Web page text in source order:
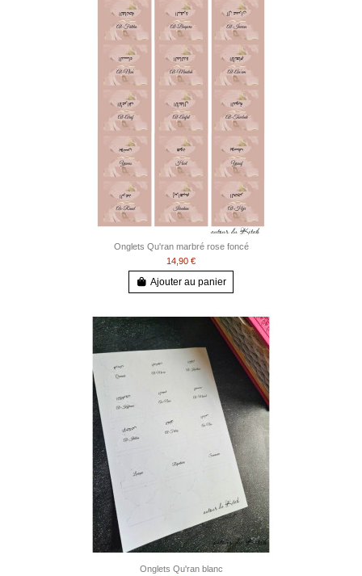
Onglets Qu'ran marbré rose foncé
14,90 €
Ajouter au panier
Onglets Qu'ran blanc